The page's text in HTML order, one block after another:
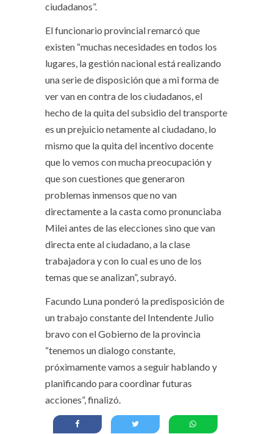
ciudadanos”.
El funcionario provincial remarcó que
existen “muchas necesidades en todos los
lugares, la gestión nacional está realizando
una serie de disposición que a mi forma de
ver van en contra de los ciudadanos, el
hecho de la quita del subsidio del transporte
es un prejuicio netamente al ciudadano, lo
mismo que la quita del incentivo docente
que lo vemos con mucha preocupación y
que son cuestiones que generaron
problemas inmensos que no van
directamente a la casta como pronunciaba
Milei antes de las elecciones sino que van
directa ente al ciudadano, a la clase
trabajadora y con lo cual es uno de los
temas que se analizan”, subrayó.
Facundo Luna ponderó la predisposición de
un trabajo constante del Intendente Julio
bravo con el Gobierno de la provincia
“tenemos un dialogo constante,
próximamente vamos a seguir hablando y
planificando para coordinar futuras
acciones”, finalizó.